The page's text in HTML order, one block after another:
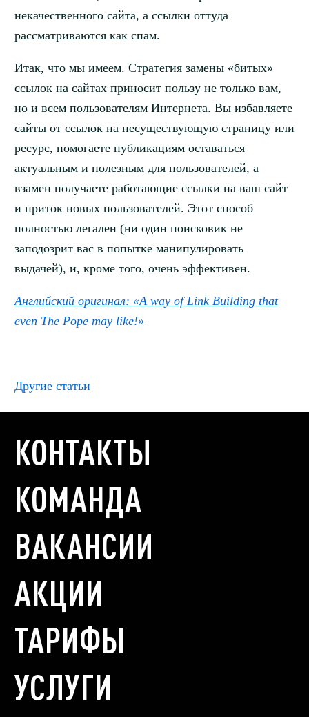
некачественного сайта, а ссылки оттуда
рассматриваются как спам.
Итак, что мы имеем. Стратегия замены «битых»
ссылок на сайтах приносит пользу не только вам,
но и всем пользователям Интернета. Вы избавляете
сайты от ссылок на несуществующую страницу или
ресурс, помогаете публикациям оставаться
актуальным и полезным для пользователей, а
взамен получаете работающие ссылки на ваш сайт
и приток новых пользователей. Этот способ
полностью легален (ни один поисковик не
заподозрит вас в попытке манипулировать
выдачей), и, кроме того, очень эффективен.
Английский оригинал: «A way of Link Building that
even The Pope may like!»
Другие статьи
КОНТАКТЫ
КОМАНДА
ВАКАНСИИ
АКЦИИ
ТАРИФЫ
УСЛУГИ